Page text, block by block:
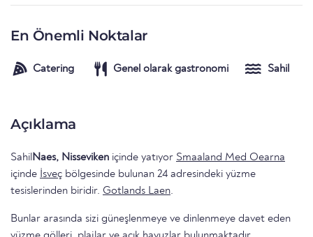
En Önemli Noktalar
Catering Genel olarak gastronomi Sahil
Açıklama
SahilNaes, Nisseviken içinde yatıyor Smaaland Med Oearna
içinde İsveç bölgesinde bulunan 24 adresindeki yüzme
tesislerinden biridir. Gotlands Laen.
Bunlar arasında sizi güneşlenmeye ve dinlenmeye davet eden